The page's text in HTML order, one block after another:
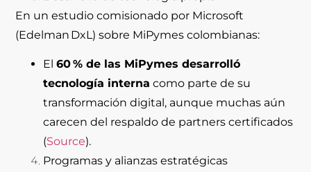
En un estudio comisionado por Microsoft
(Edelman DxL) sobre MiPymes colombianas:
El60 % de las MiPymes desarrolló
tecnología interna como parte de su
transformación digital, aunque muchas aún
carecen del respaldo de partners certificados
(Source).
Programas y alianzas estratégicas